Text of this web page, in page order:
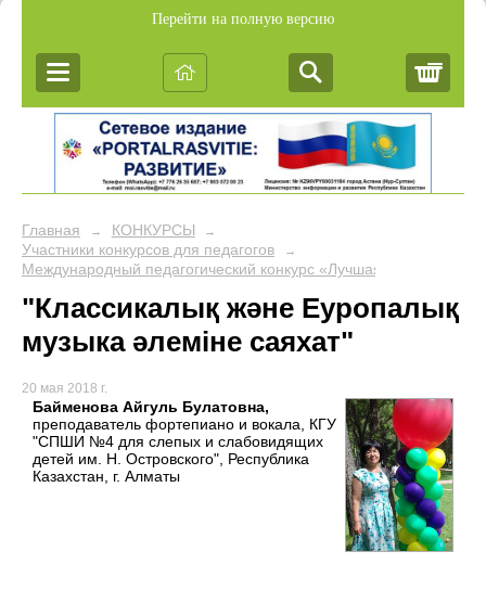
Перейти на полную версию
Главная → КОНКУРСЫ →
Участники конкурсов для педагогов →
Международный педагогический конкурс «Лучшая презентация
"Классикалық және Еуропалық
музыка әлеміне саяхат"
20 мая 2018 г.
Байменова Айгуль Булатовна,
преподаватель фортепиано и вокала, КГУ
"СПШИ №4 для слепых и слабовидящих
детей им. Н. Островского", Республика
Казахстан, г. Алматы